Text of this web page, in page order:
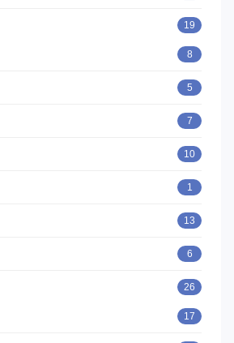
19
8
5
7
10
1
13
6
26
17